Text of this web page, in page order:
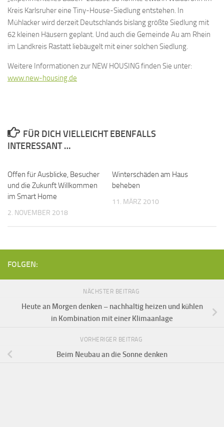
Kreis Karlsruher eine Tiny-House-Siedlung entstehen. In
Mühlacker wird derzeit Deutschlands bislang größte Siedlung mit
62 kleinen Häusern geplant. Und auch die Gemeinde Au am Rhein
im Landkreis Rastatt liebäugelt mit einer solchen Siedlung.
Weitere Informationen zur NEW HOUSING finden Sie unter:
www.new-housing.de
FÜR DICH VIELLEICHT EBENFALLS
INTERESSANT …
Offen für Ausblicke, Besucher
und die Zukunft Willkommen
im Smart Home
2. NOVEMBER 2018
Winterschäden am Haus
beheben
11. MÄRZ 2010
FOLGEN:
NÄCHSTER BEITRAG
Heute an Morgen denken – nachhaltig heizen und kühlen
in Kombination mit einer Klimaanlage
VORHERIGER BEITRAG
Beim Neubau an die Sonne denken